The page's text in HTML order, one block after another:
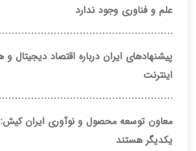
علم و فناوری وجود ندارد
پیشنهادهای ایران درباره اقتصاد
اینترنت
معاون توسعه محصول و نوآوری ایران
یکدیگر هستند